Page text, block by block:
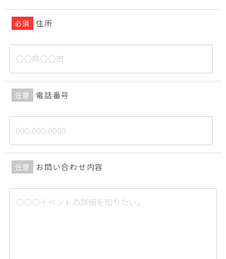
必須 住所
任意 電話番号
任意 お問い合わせ内容